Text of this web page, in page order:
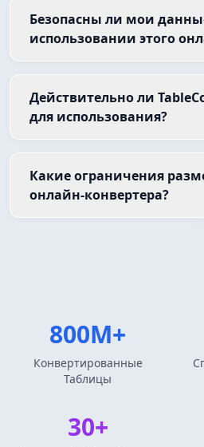
Безопасны ли мои
использовании этого
Действительно ли
для использования?
Какие ограничения
онлайн-конвертера?
800M+
Конвертированные
Таблицы
30+